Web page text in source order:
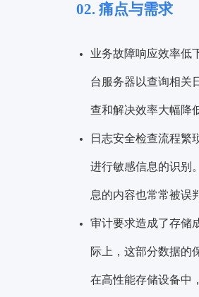
02. 痛点与需求
业务故障响应效率低
台服务器以查询相关
查和解决效率大幅降
日志安全检查流程繁
进行敏感信息的识别
息的内容也常常被误
审计要求造成了存储
际上，这部分数据的
在高性能存储设备中